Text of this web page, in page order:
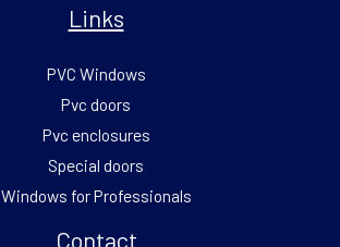
Links
PVC Windows
Pvc doors
Pvc enclosures
Special doors
Windows for Professionals
Contact